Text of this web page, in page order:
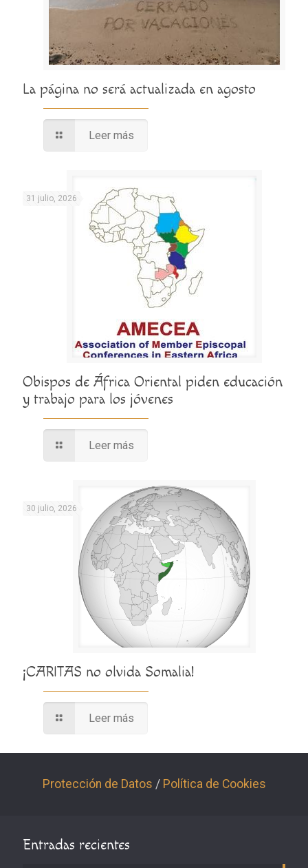
La página no será actualizada en agosto
Leer más
31 julio, 2026
Obispos de África Oriental piden educación
y trabajo para los jóvenes
Leer más
30 julio, 2026
¡CARITAS no olvida Somalia!
Leer más
Protección de Datos / Política de Cookies
Entradas recientes